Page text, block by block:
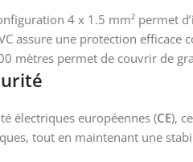
4 x 1.5 mm² permet
assure une protection
mètres permet de couvrir de
électriques européennes (CE),
tout en maintenant une